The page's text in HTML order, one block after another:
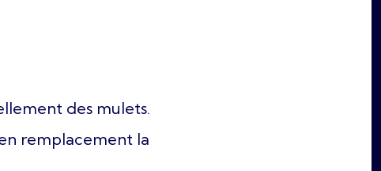
des mulets.
remplacement la